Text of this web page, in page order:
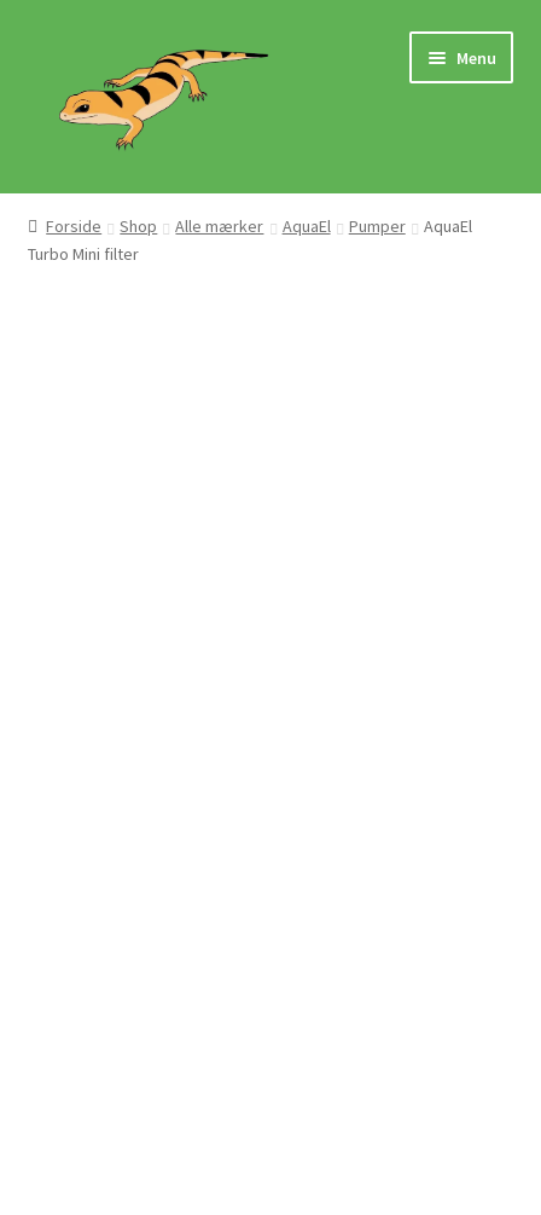
navigation
indhold
Menu
Hjem
Butik
Forside Shop Alle mærker AquaEl Pumper
AquaEl
Turbo Mini filter